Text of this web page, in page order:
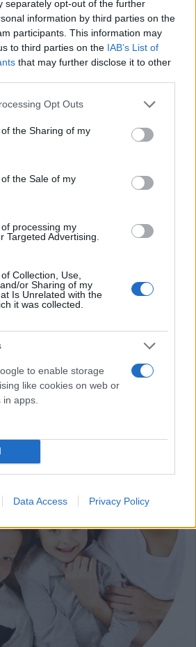
separately opt-out of the further
information by third parties on the
participants. This information may
to third parties on the IAB’s List of
that may further disclose it to other
app uses one or more Google
or usage behaviour. You may click to
to Google and its third-party tags to
specified purposes in below Google
Opt Outs
the Sharing of my
the Sale of my
processing my
Targeted Advertising.
Collection, Use,
or Sharing of my
Is Unrelated with the
it was collected.
to enable storage
like cookies on web or
apps.
Data Access Privacy Policy
Fissa
Compila il form